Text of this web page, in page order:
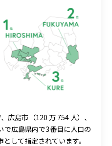
広島市（120 万 754 人）、
で広島県内で3番目に人口の
して指定されています。